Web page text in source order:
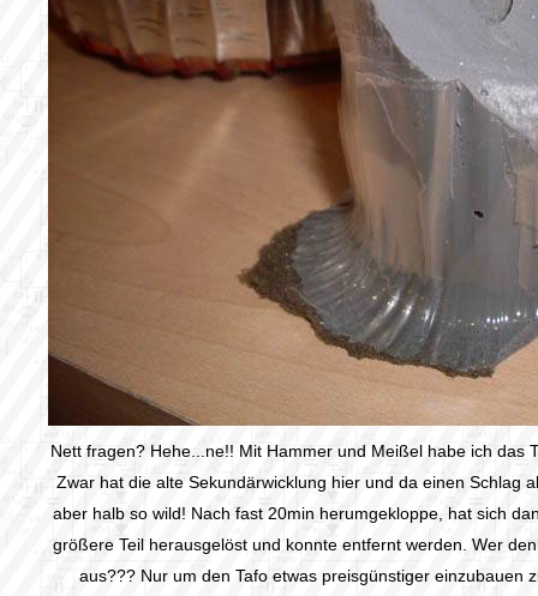
Nett fragen? Hehe...ne!! Mit Hammer und Meißel habe ich das
Zwar hat die alte Sekundärwicklung hier und da einen Schlag
aber halb so wild! Nach fast 20min herumgekloppe, hat sich
größere Teil herausgelöst und konnte entfernt werden. Wer
aus??? Nur um den Tafo etwas preisgünstiger einzubauen